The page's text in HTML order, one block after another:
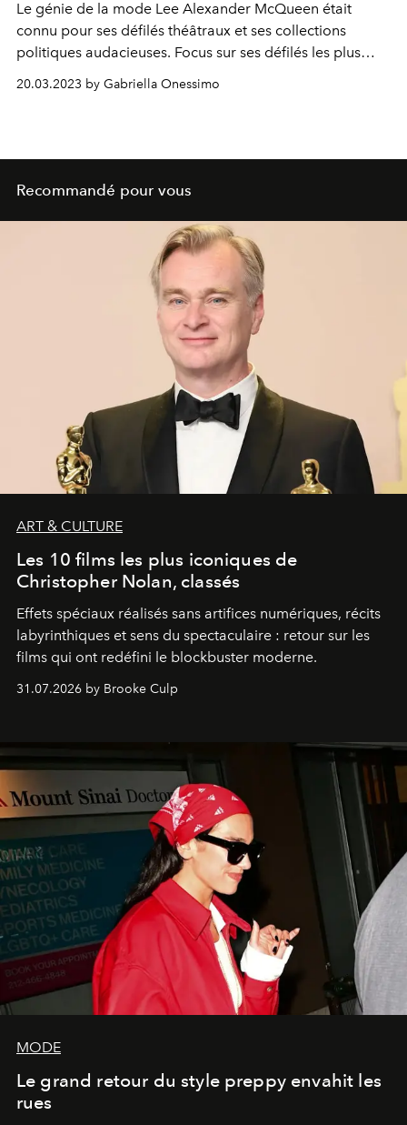
Le génie de la mode Lee Alexander McQueen était
connu pour ses défilés théâtraux et ses collections
politiques audacieuses. Focus sur ses défilés les plus
mémorables qui ont marqué l'histoire de la mode.
20.03.2023 by Gabriella Onessimo
Recommandé pour vous
ART & CULTURE
Les 10 films les plus iconiques de
Christopher Nolan, classés
Effets spéciaux réalisés sans artifices numériques, récits
labyrinthiques et sens du spectaculaire : retour sur les
films qui ont redéfini le blockbuster moderne.
31.07.2026 by Brooke Culp
MODE
Le grand retour du style preppy envahit les
rues